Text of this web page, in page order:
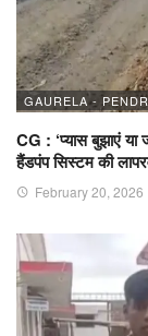
GAURELA -
CG : ‘प्यास बुझाएं
हैंडपंप सिस्टम की
February 20, 2026